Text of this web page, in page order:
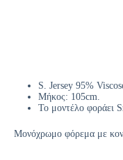
S. Jersey 95%
Μήκος: 105cm.
Το μοντέλο φοράει
Μονόχρωμο φόρεμα με